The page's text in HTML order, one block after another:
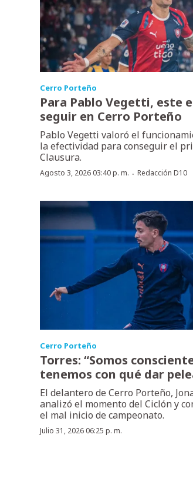
Cerro Porteño
Para Pablo Vegetti, este
seguir en Cerro Porteño
Pablo Vegetti valoró el
la efectividad para conseguir el
Clausura.
Agosto 3, 2026 03:40 p. m. · Redacción D10
Cerro Porteño
Torres: “Somos
tenemos con qué dar
El delantero de Cerro Porteño,
analizó el momento del Ciclón y
el mal inicio de campeonato.
Julio 31, 2026 06:25 p. m.